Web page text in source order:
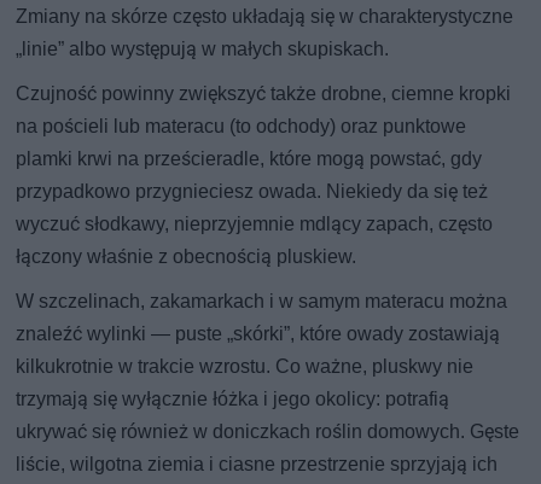
Zmiany na skórze często układają się w charakterystyczne
„linie” albo występują w małych skupiskach.
Czujność powinny zwiększyć także drobne, ciemne kropki
na pościeli lub materacu (to odchody) oraz punktowe
plamki krwi na prześcieradle, które mogą powstać, gdy
przypadkowo przygnieciesz owada. Niekiedy da się też
wyczuć słodkawy, nieprzyjemnie mdlący zapach, często
łączony właśnie z obecnością pluskiew.
W szczelinach, zakamarkach i w samym materacu można
znaleźć wylinki — puste „skórki”, które owady zostawiają
kilkukrotnie w trakcie wzrostu. Co ważne, pluskwy nie
trzymają się wyłącznie łóżka i jego okolicy: potrafią
ukrywać się również w doniczkach roślin domowych. Gęste
liście, wilgotna ziemia i ciasne przestrzenie sprzyjają ich